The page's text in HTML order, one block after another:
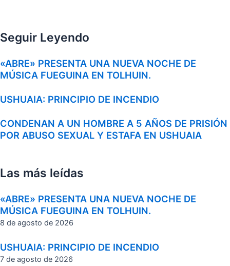
Seguir Leyendo
«ABRE» PRESENTA UNA NUEVA NOCHE DE
MÚSICA FUEGUINA EN TOLHUIN.
USHUAIA: PRINCIPIO DE INCENDIO
CONDENAN A UN HOMBRE A 5 AÑOS DE PRISIÓN
POR ABUSO SEXUAL Y ESTAFA EN USHUAIA
Las más leídas
«ABRE» PRESENTA UNA NUEVA NOCHE DE
MÚSICA FUEGUINA EN TOLHUIN.
8 de agosto de 2026
USHUAIA: PRINCIPIO DE INCENDIO
7 de agosto de 2026